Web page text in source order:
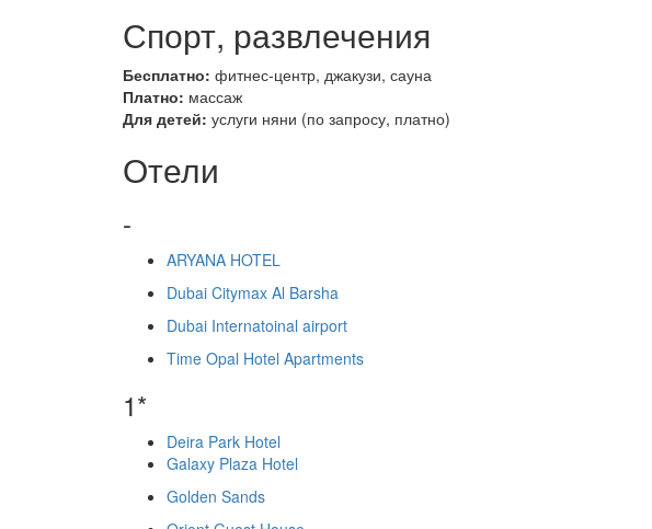
Спорт, развлечения
Бесплатно: фитнес-центр, джакузи, сауна
Платно: массаж
Для детей: услуги няни (по запросу, платно)
Отели
-
ARYANA HOTEL
Dubai Citymax Al Barsha
Dubai Internatoinal airport
Time Opal Hotel Apartments
1*
Deira Park Hotel
Galaxy Plaza Hotel
Golden Sands